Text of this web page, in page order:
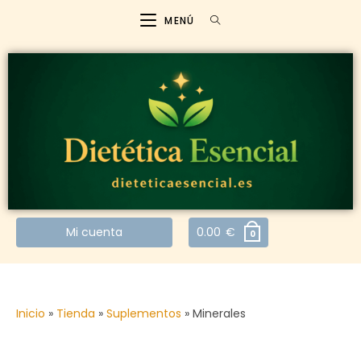
MENÚ
Mi cuenta 0.00 € 0
Inicio » Tienda » Suplementos » Minerales